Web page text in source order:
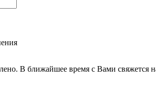
В ближайшее время с Вами свяжется